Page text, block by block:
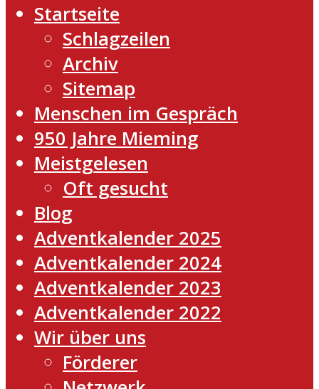
Startseite
Schlagzeilen
Archiv
Sitemap
Menschen im Gespräch
950 Jahre Mieming
Meistgelesen
Oft gesucht
Blog
Adventkalender 2025
Adventkalender 2024
Adventkalender 2023
Adventkalender 2022
Wir über uns
Förderer